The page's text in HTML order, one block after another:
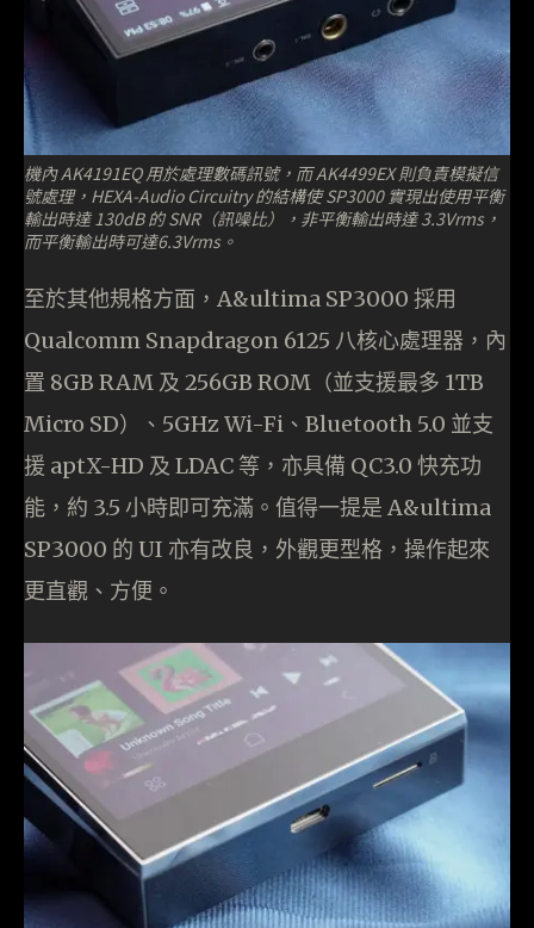
機內 AK4191EQ 用於處理數碼訊號，而 AK4499EX 則負責模擬信
號處理，HEXA-Audio Circuitry 的結構使 SP3000 實現出使用平衡
輸出時達 130dB 的 SNR（訊噪比），非平衡輸出時達 3.3Vrms，
而平衡輸出時可達6.3Vrms。
至於其他規格方面，A&ultima SP3000 採用
Qualcomm Snapdragon 6125 八核心處理器，內
置 8GB RAM 及 256GB ROM（並支援最多 1TB
Micro SD）、5GHz Wi-Fi、Bluetooth 5.0 並支
援 aptX-HD 及 LDAC 等，亦具備 QC3.0 快充功
能，約 3.5 小時即可充滿。值得一提是 A&ultima
SP3000 的 UI 亦有改良，外觀更型格，操作起來
更直觀、方便。